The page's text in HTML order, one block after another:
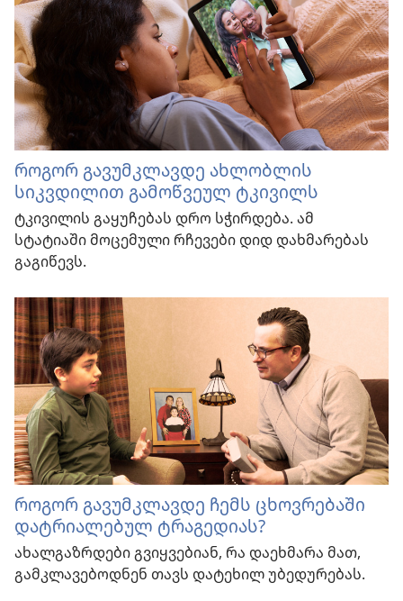
როგორ გავუმკლავდე ახლობლის
სიკვდილით გამოწვეულ ტკივილს
ტკივილის გაყუჩებას დრო სჭირდება. ამ
სტატიაში მოცემული რჩევები დიდ დახმარებას
გაგიწევს.
როგორ გავუმკლავდე ჩემს ცხოვრებაში
დატრიალებულ ტრაგედიას?
ახალგაზრდები გვიყვებიან, რა დაეხმარა მათ,
გამკლავებოდნენ თავს დატეხილ უბედურებას.